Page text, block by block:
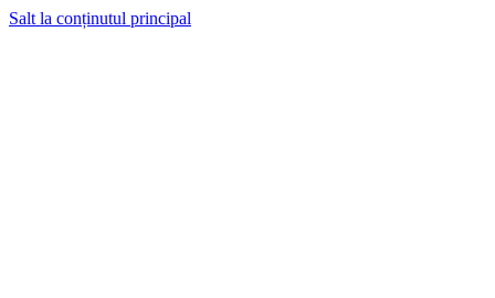
Salt la conținutul principal